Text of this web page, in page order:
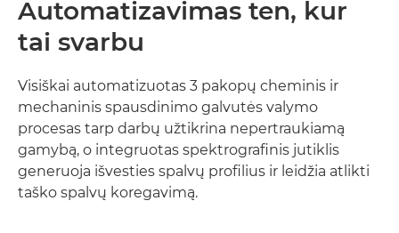
Automatizavimas ten, kur
tai svarbu
Visiškai automatizuotas 3 pakopų cheminis ir
mechaninis spausdinimo galvutės valymo
procesas tarp darbų užtikrina nepertraukiamą
gamybą, o integruotas spektrografinis jutiklis
generuoja išvesties spalvų profilius ir leidžia atlikti
taško spalvų koregavimą.